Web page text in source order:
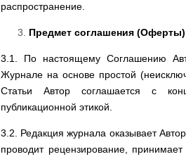
распространение.
Предмет соглашения (Оферты)
3.1. По настоящему Соглашению
Журнале на основе простой
Статьи Автор соглашается с
публикационной этикой.
3.2. Редакция журнала оказывает
проводит рецензирование,